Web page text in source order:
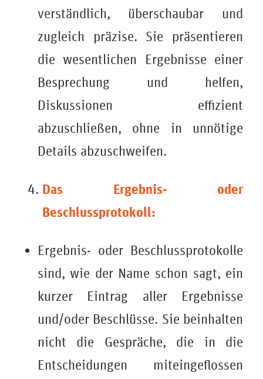
verständlich, überschaubar und
zugleich präzise. Sie präsentieren
die wesentlichen Ergebnisse einer
Besprechung und helfen,
Diskussionen effizient
abzuschließen, ohne in unnötige
Details abzuschweifen.
Das Ergebnis- oder
Beschlussprotokoll:
Ergebnis- oder Beschlussprotokolle
sind, wie der Name schon sagt, ein
kurzer Eintrag aller Ergebnisse
und/oder Beschlüsse. Sie beinhalten
nicht die Gespräche, die in die
Entscheidungen miteingeflossen